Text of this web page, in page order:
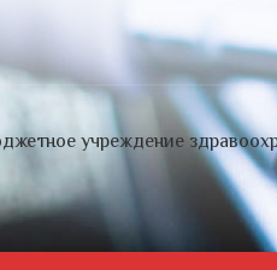
учреждение